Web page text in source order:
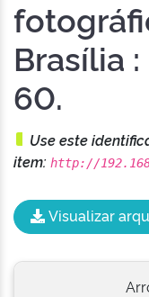
Brasília
60.
Use este
item: http://
Visualizar